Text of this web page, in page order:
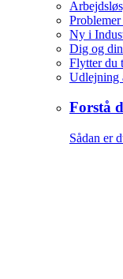
Ny i
Dig og
Flytter du
Udlejning
Forstå
Sådan er